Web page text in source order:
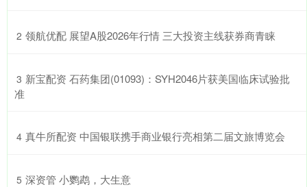
2 ​领航优配 展望A股2026年行情 三大投资主线获券商青睐
3 ​新宝配资 石药集团(01093)：SYH2046片获美国临床试验批
准
4 ​真牛所配资 中国银联携手商业银行亮相第二届文旅博览会
5 ​深资管 小鹦鹉，大生意